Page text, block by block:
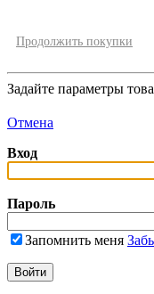
Продолжить покупки
Задайте параметры
Отмена
Вход
Пароль
Запомнить меня